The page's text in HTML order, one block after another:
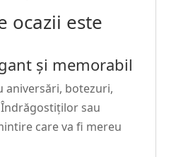
ocazii este
și memorabil
aniversări, botezuri,
sau
care va fi mereu